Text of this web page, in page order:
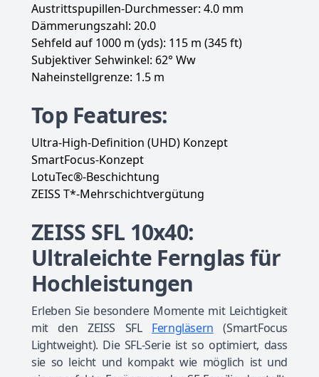
Austrittspupillen-Durchmesser: 4.0 mm
Dämmerungszahl: 20.0
Sehfeld auf 1000 m (yds): 115 m (345 ft)
Subjektiver Sehwinkel: 62° Ww
Naheinstellgrenze: 1.5 m
Top Features:
Ultra-High-Definition (UHD) Konzept
SmartFocus-Konzept
LotuTec®-Beschichtung
ZEISS T*-Mehrschichtvergütung
ZEISS SFL 10x40:
Ultraleichte Fernglas für
Hochleistungen
Erleben Sie besondere Momente mit Leichtigkeit
mit den ZEISS SFL Ferngläsern (SmartFocus
Lightweight). Die SFL-Serie ist so optimiert, dass
sie so leicht und kompakt wie möglich ist und